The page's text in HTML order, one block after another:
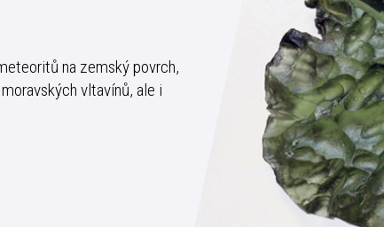
na zemský povrch,
vltavínů, ale i